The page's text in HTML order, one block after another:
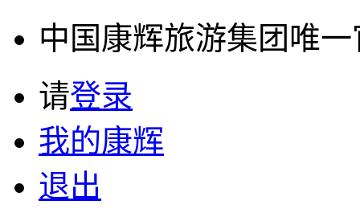
中国康辉旅游集团唯
请登录
我的康辉
退出